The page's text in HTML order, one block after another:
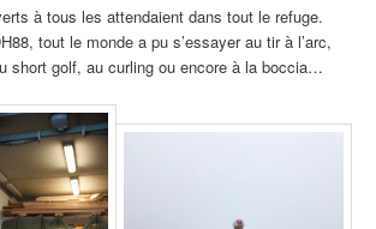
à tous les attendaient dans tout le refuge.
tout le monde a pu s’essayer au tir à l’arc,
short golf, au curling ou encore à la boccia…